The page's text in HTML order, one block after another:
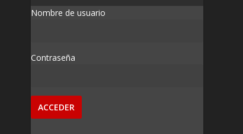
Nombre de usuario
Contraseña